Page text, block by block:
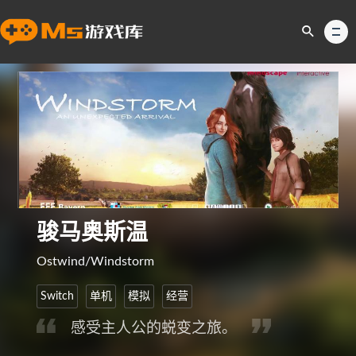
骏马奥斯温
Ostwind/Windstorm
Switch 单机 模拟 经营
感受主人公的蜕变之旅。